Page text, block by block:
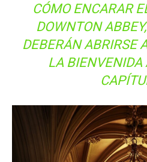
CÓMO ENCARAR
DOWNTON
DEBERÁN ABRIRSE
LA BIENVENIDA